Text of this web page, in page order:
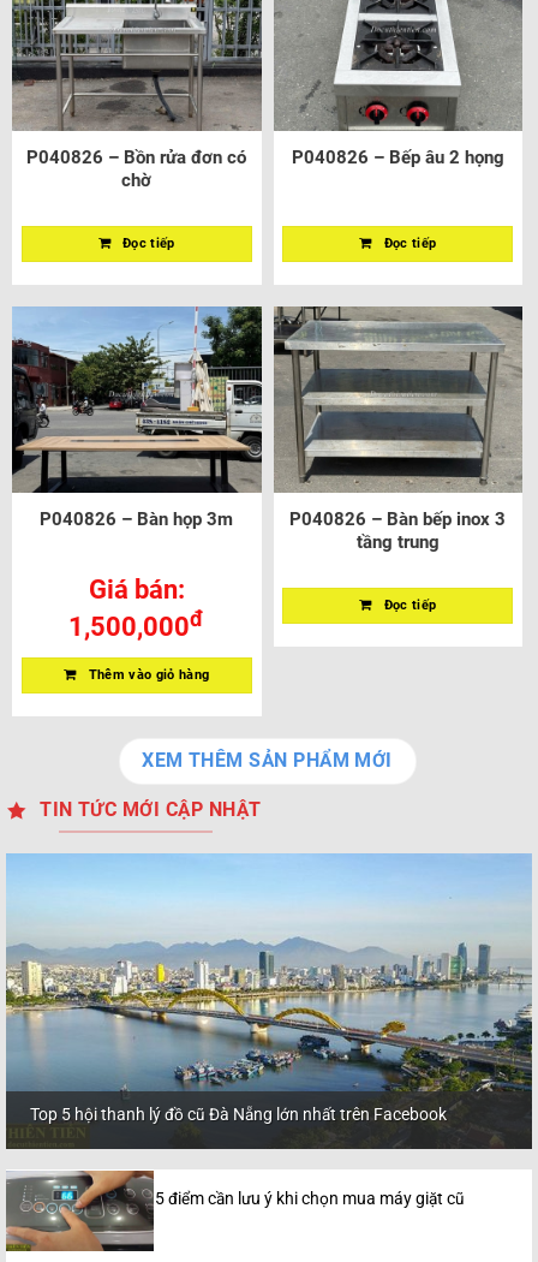
P040826 – Bồn rửa đơn có
chờ
Đọc tiếp
P040826 – Bếp âu 2 họng
Đọc tiếp
P040826 – Bàn họp 3m
Giá bán:
1,500,000đ
Thêm vào giỏ hàng
P040826 – Bàn bếp inox 3
tầng trung
Đọc tiếp
XEM THÊM SẢN PHẨM MỚI
TIN TỨC MỚI CẬP NHẬT
Top 5 hội thanh lý đồ cũ Đà Nẵng lớn nhất trên Facebook
5 điểm cần lưu ý khi chọn mua máy giặt cũ